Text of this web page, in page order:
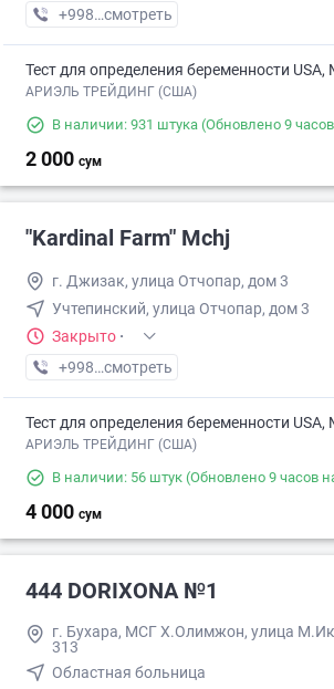
+998 (90) XXX-XX-XX
смотреть
Тест для определения беременности USA,
АРИЭЛЬ ТРЕЙДИНГ (США)
В наличии: 931 штука (Обновлено 9
2 000 сум
"Kardinal Farm" Mchj
г. Джизак, улица Отчопар, дом 3
Учтепинский, улица Отчопар, дом 3
Закрыто ·
+998 (99) XXX-XX-XX
смотреть
Тест для определения беременности USA,
АРИЭЛЬ ТРЕЙДИНГ (США)
В наличии: 56 штук (Обновлено 9 часов
4 000 сум
444 DORIXONA №1
г. Бухара, МСГ Х.Олимжон, улица
313
Областная больница